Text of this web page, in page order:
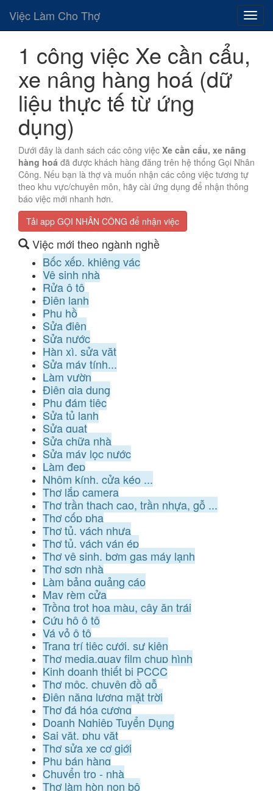
Việc Làm Cho Thợ
1 công việc Xe cần cẩu,
xe nâng hàng hoá (dữ
liệu thực tế từ ứng
dụng)
Dưới đây là danh sách các công việc Xe cần cẩu, xe nâng
hàng hoá đã được khách hàng đăng trên hệ thống Gọi Nhân
Công. Nếu bạn là thợ và muốn nhận các công việc tương tự
theo khu vực/chuyên môn, hãy cài ứng dụng để nhận thông
báo việc mới nhanh hơn.
Tải app GỌI NHÂN CÔNG để nhận việc
Việc mới theo ngành nghề
Bốc xếp, khiêng vác
Vệ sinh nhà
Rửa ô tô
Điện lạnh
Phụ hồ
Sửa điện
Sửa nước
Hàn xì, sửa vặt
Sửa máy tính...
Làm vườn
Điện gia dụng
Phụ đám tiệc
Sửa tủ lạnh
Sửa quạt
Sửa chữa nhà
Sửa máy lọc nước
Làm đẹp
Nhôm kính, cửa kéo ...
Thợ lắp camera
Thợ trần thạch cao, trần nhựa, gỗ ...
Thợ cốp pha
Thợ tủ, vách nhựa
Thợ tủ, vách ván ép
Thợ vệ sinh, bơm gas máy lạnh
Thợ sơn nhà
Làm bảng quảng cáo
May rèm cửa
Trồng trọt hoa màu, cây ăn trái
Cứu hộ ô tô
Vá vỏ ô tô
Trang trí tiệc cưới, sự kiện
Thợ media,quay film chụp hình
Kinh doanh thiết bị PCCC
Thợ mộc, chuyên đồ gỗ
Điện năng lượng mặt trời
Thợ đá hóa cương
Doanh Nghiệp Tuyển Dụng
Sai vặt, phụ vặt
Thợ sửa xe cơ giới
Phụ bán hàng
Chuyển trọ - nhà
Thợ làm hòn non bộ